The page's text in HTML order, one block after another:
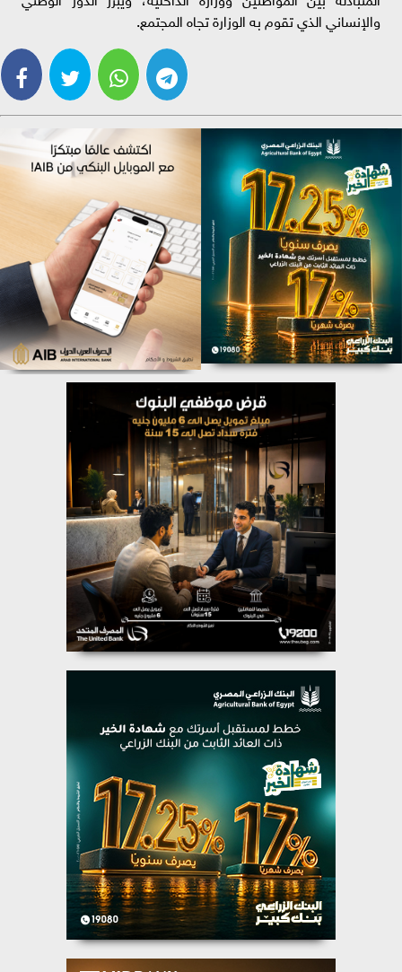
والإنساني الذي تقوم به الوزارة تجاه المجتمع.